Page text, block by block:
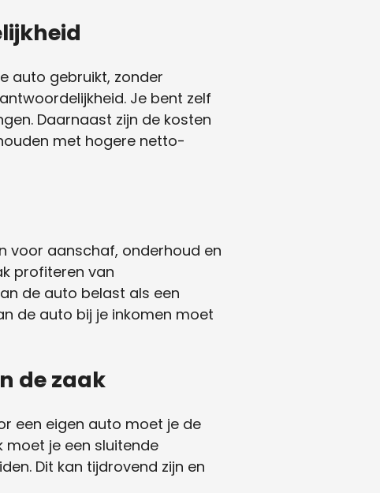
auto gebruikt, zonder
Je bent zelf
Daarnaast zijn de kosten
met hogere netto-
voor aanschaf, onderhoud en
profiteren van
de auto belast als een
de auto bij je inkomen moet
de zaak
een eigen auto moet je de
moet je een sluitende
Dit kan tijdrovend zijn en